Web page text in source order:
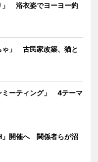
」 浴衣姿でヨーヨー釣
ゃ」 古民家改築、猫と
ミーティング」 4テーマ
」開催へ 関係者らが沼